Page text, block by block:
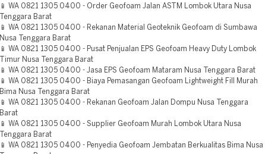
📱 WA 0821 1305 0400 - Order Geofoam Jalan ASTM Lombok Utara Nusa
Tenggara Barat
📱 WA 0821 1305 0400 - Rekanan Material Geoteknik Geofoam di Sumbawa
Nusa Tenggara Barat
📱 WA 0821 1305 0400 - Pusat Penjualan EPS Geofoam Heavy Duty Lombok
Timur Nusa Tenggara Barat
📱 WA 0821 1305 0400 - Jasa EPS Geofoam Mataram Nusa Tenggara Barat
📱 WA 0821 1305 0400 - Biaya Pemasangan Geofoam Lightweight Fill Murah
Bima Nusa Tenggara Barat
📱 WA 0821 1305 0400 - Rekanan Geofoam Jalan Dompu Nusa Tenggara
Barat
📱 WA 0821 1305 0400 - Supplier Geofoam Murah Lombok Utara Nusa
Tenggara Barat
📱 WA 0821 1305 0400 - Penyedia Geofoam Jembatan Berkualitas Bima Nusa